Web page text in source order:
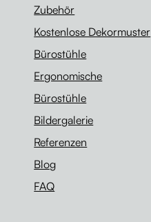
Zubehör
Kostenlose Dekormuster
Bürostühle
Ergonomische
Bürostühle
Bildergalerie
Referenzen
Blog
FAQ